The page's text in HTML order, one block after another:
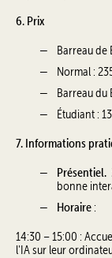
6. Prix
Barreau de
Normal :
Barreau du
Étudiant :
7. Informations
Présentiel.
bonne
Horaire :
14:30 – 15:00 :
l'IA sur leur